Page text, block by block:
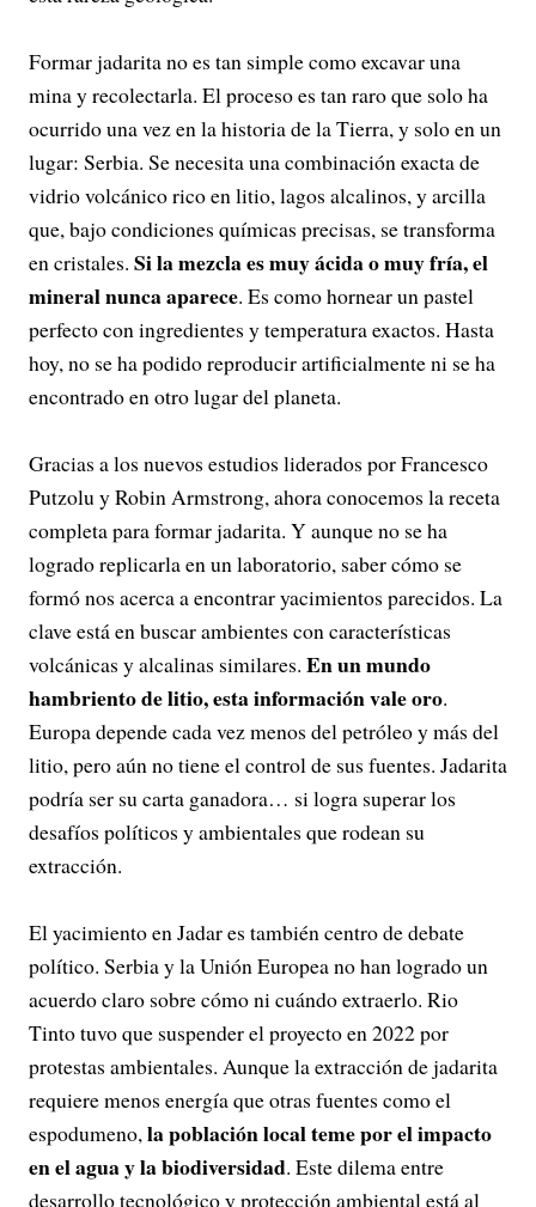
Formar jadarita no es tan simple como excavar una
mina y recolectarla. El proceso es tan raro que solo ha
ocurrido una vez en la historia de la Tierra, y solo en un
lugar: Serbia. Se necesita una combinación exacta de
vidrio volcánico rico en litio, lagos alcalinos, y arcilla
que, bajo condiciones químicas precisas, se transforma
en cristales. Si la mezcla es muy ácida o muy fría, el
mineral nunca aparece. Es como hornear un pastel
perfecto con ingredientes y temperatura exactos. Hasta
hoy, no se ha podido reproducir artificialmente ni se ha
encontrado en otro lugar del planeta.
Gracias a los nuevos estudios liderados por Francesco
Putzolu y Robin Armstrong, ahora conocemos la receta
completa para formar jadarita. Y aunque no se ha
logrado replicarla en un laboratorio, saber cómo se
formó nos acerca a encontrar yacimientos parecidos. La
clave está en buscar ambientes con características
volcánicas y alcalinas similares. En un mundo
hambriento de litio, esta información vale oro.
Europa depende cada vez menos del petróleo y más del
litio, pero aún no tiene el control de sus fuentes. Jadarita
podría ser su carta ganadora… si logra superar los
desafíos políticos y ambientales que rodean su
extracción.
El yacimiento en Jadar es también centro de debate
político. Serbia y la Unión Europea no han logrado un
acuerdo claro sobre cómo ni cuándo extraerlo. Rio
Tinto tuvo que suspender el proyecto en 2022 por
protestas ambientales. Aunque la extracción de jadarita
requiere menos energía que otras fuentes como el
espodumeno,la población local teme por el impacto
en el agua y la biodiversidad. Este dilema entre
desarrollo tecnológico y protección ambiental está al